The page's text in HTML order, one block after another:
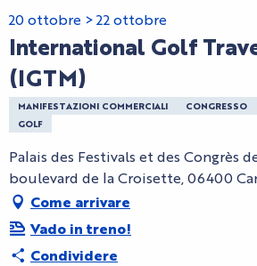
20 ottobre > 22 ottobre
International Golf
(IGTM)
MANIFESTAZIONI COMMERCIALI CONGRESSO
GOLF
Palais des Festivals et des Congrès
boulevard de la Croisette, 06400
Come arrivare
Vado in treno!
Condividere